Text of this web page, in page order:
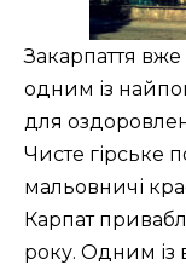
Закарпаття вже
одним із
для
Чисте гірське
мальовничі
Карпат
року. Одним із